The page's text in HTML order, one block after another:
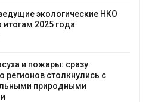
экологические НКО
итогам 2025 года
и пожары: сразу
регионов столкнулись с
природными